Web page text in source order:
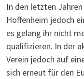
In den letzten
Hoffenheim jedoch
es gelang ihr nicht
qualifizieren. In der
Verein jedoch auf
sich erneut für den